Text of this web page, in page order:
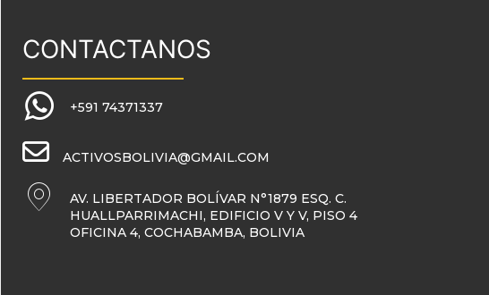
CONTACTANOS
+591 74371337
ACTIVOSBOLIVIA@GMAIL.COM
AV. LIBERTADOR BOLÍVAR N°1879 ESQ. C.
HUALLPARRIMACHI, EDIFICIO V Y V, PISO 4
OFICINA 4, COCHABAMBA, BOLIVIA